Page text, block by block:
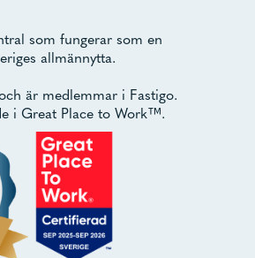
som fungerar som en
allmännytta.
är medlemmar i Fastigo.
i Great Place to Work™.